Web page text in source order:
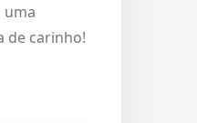
uma
de carinho!